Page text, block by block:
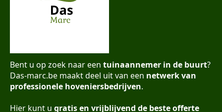
Bent u op zoek naar een tuinaannemer in de buurt?
Das-marc.be maakt deel uit van een netwerk van
professionele hoveniersbedrijven.
Hier kunt u gratis en vrijblijvend de beste offerte